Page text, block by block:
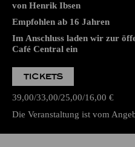
von Henrik Ibsen
Empfohlen ab 16 Jahren
Im Anschluss laden wir zur
Café Central ein
TICKETS
39,00 33,00 25,00 16,00 €
Die Veranstaltung ist vom